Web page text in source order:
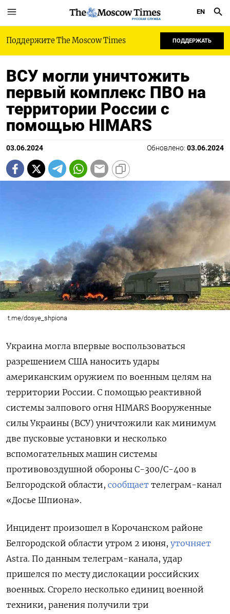
РУССКАЯ СЛУЖБА
EN
Поддержите The Moscow Times ПОДДЕРЖАТЬ
ВСУ могли уничтожить
первый комплекс ПВО на
территории России с
помощью HIMARS
03.06.2024 Обновлено: 03.06.2024
t.me/dosye_shpiona
Украина могла впервые воспользоваться
разрешением США наносить удары
американским оружием по военным целям на
территории России. С помощью реактивной
системы залпового огня HIMARS Вооруженные
силы Украины (ВСУ) уничтожили как минимум
две пусковые установки и несколько
вспомогательных машин системы
противовоздушной обороны С-300/С-400 в
Белгородской области, сообщает телеграм-канал
«Досье Шпиона».
Инцидент произошел в Корочанском районе
Белгородской области утром 2 июня, уточняет
Astra. По данным телеграм-канала, удар
пришелся по месту дислокации российских
военных. Сгорело несколько единиц военной
техники, ранения получили три